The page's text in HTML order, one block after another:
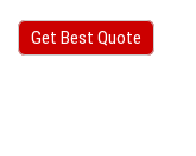
Get Best Quote